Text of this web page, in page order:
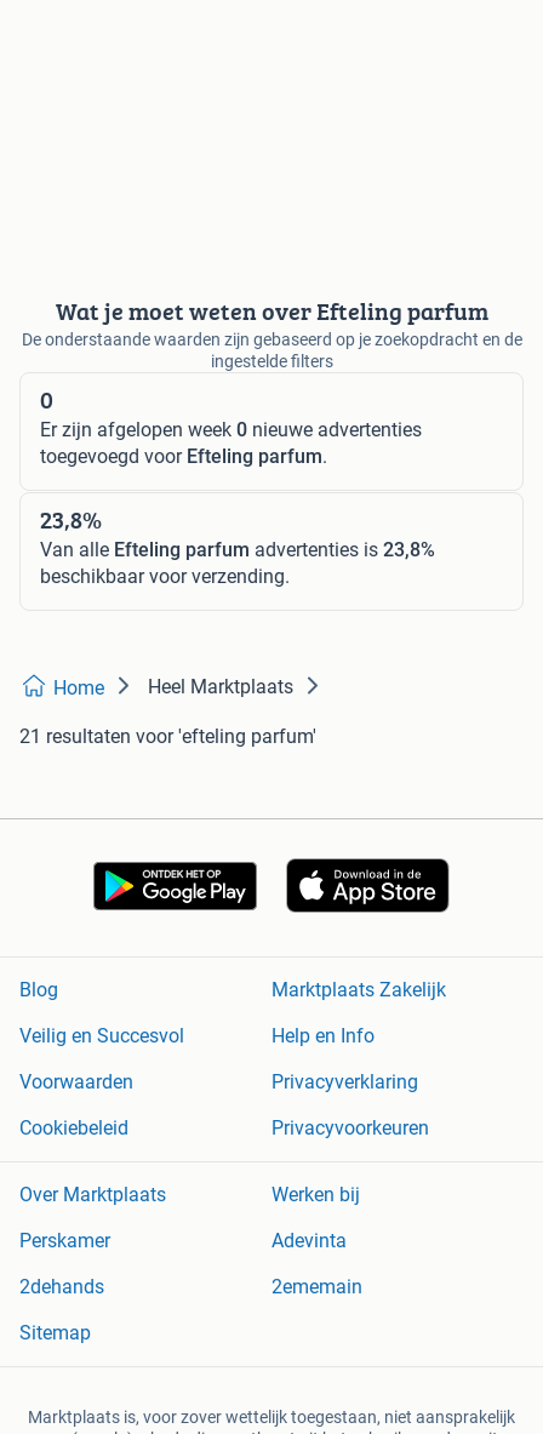
Wat je moet weten over Efteling parfum
De onderstaande waarden zijn gebaseerd op je zoekopdracht en de
ingestelde filters
0
Er zijn afgelopen week 0 nieuwe advertenties
toegevoegd voor Efteling parfum.
23,8%
Van alle Efteling parfum advertenties is 23,8%
beschikbaar voor verzending.
Home Heel Marktplaats
21 resultaten voor 'efteling parfum'
Blog
Marktplaats Zakelijk
Veilig en Succesvol
Help en Info
Voorwaarden
Privacyverklaring
Cookiebeleid
Privacyvoorkeuren
Over Marktplaats
Werken bij
Perskamer
Adevinta
2dehands
2ememain
Sitemap
Marktplaats is, voor zover wettelijk toegestaan, niet aansprakelijk